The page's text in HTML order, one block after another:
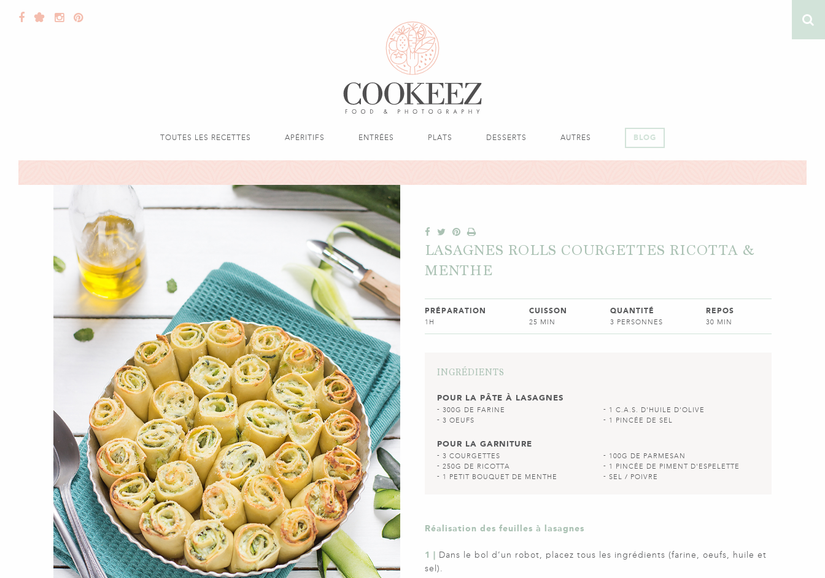
TOUTES LES RECETTES APÉRITIFS ENTRÉES PLATS DESSERTS AUTRES BLOG
LASAGNES ROLLS COURGETTES RICOTTA &
MENTHE
PRÉPARATION
1H
CUISSON
25 MIN
QUANTITÉ
3 PERSONNES
REPOS
30 MIN
INGRÉDIENTS
POUR LA PÂTE À LASAGNES
300G DE FARINE
3 OEUFS
1 C.A.S. D'HUILE D'OLIVE
1 PINCÉE DE SEL
POUR LA GARNITURE
3 COURGETTES
250G DE RICOTTA
1 PETIT BOUQUET DE MENTHE
100G DE PARMESAN
1 PINCÉE DE PIMENT D'ESPELETTE
SEL / POIVRE
Réalisation des feuilles à lasagnes
1 | Dans le bol d’un robot, placez tous les ingrédients (farine, oeufs, huile et
sel).